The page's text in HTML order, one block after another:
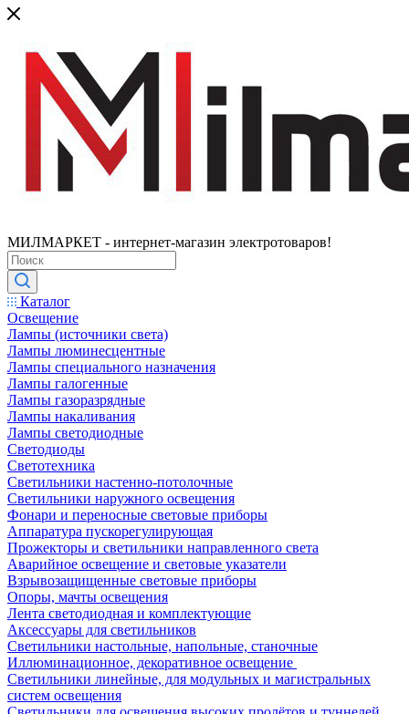
МИЛМАРКЕТ - интернет-магазин электротоваров!
Каталог
Освещение
Лампы (источники света)
Лампы люминесцентные
Лампы специального назначения
Лампы галогенные
Лампы газоразрядные
Лампы накаливания
Лампы светодиодные
Светодиоды
Светотехника
Светильники настенно-потолочные
Светильники наружного освещения
Фонари и переносные световые приборы
Аппаратура пускорегулирующая
Прожекторы и светильники направленного света
Аварийное освещение и световые указатели
Взрывозащищенные световые приборы
Опоры, мачты освещения
Лента светодиодная и комплектующие
Аксессуары для светильников
Светильники настольные, напольные, станочные
Иллюминационное, декоративное освещение
Светильники линейные, для модульных и магистральных
систем освещения